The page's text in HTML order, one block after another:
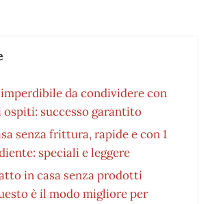
da condividere con
successo garantito
senza frittura, rapide e con 1
speciali e leggere
in casa senza prodotti
è il modo migliore per